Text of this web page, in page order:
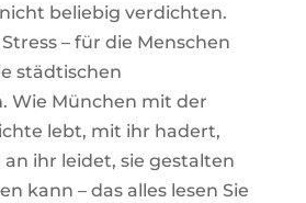
beliebig verdichten.
– für die Menschen
städtischen
Wie München mit der
lebt, mit ihr hadert,
ihr leidet, sie gestalten
kann – das alles lesen Sie